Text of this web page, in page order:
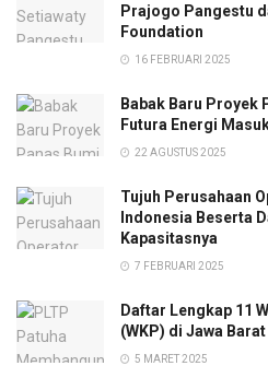
Prajogo Pangestu
Foundation
16 FEBRUARI 2025
Babak Baru Proyek
Futura Energi
22 AGUSTUS 2025
Tujuh Perusahaan
Indonesia Beserta
Kapasitasnya
7 FEBRUARI 2025
Daftar Lengkap 11
(WKP) di Jawa
5 MARET 2025